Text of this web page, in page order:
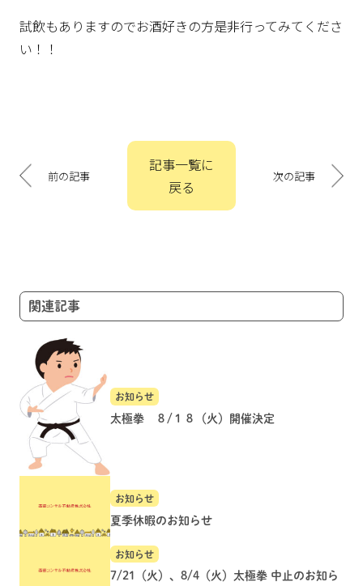
試飲もありますのでお酒好きの方是非行ってみてくださ
い！！
稿
ナ
ョ
ン
前の記事
記事一覧に
戻る
次の記事
関連記事
お知らせ
太極拳 ８/１８（火）開催決定
お知らせ
夏季休暇のお知らせ
お知らせ
7/21（火）、8/4（火）太極拳 中止のお知ら